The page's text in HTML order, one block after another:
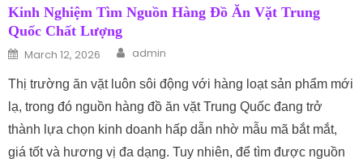
Kinh Nghiệm Tìm Nguồn Hàng Đồ Ăn Vặt Trung
Quốc Chất Lượng
Posted on
March 12, 2026 Author
admin
Thị trường ăn vặt luôn sôi động với hàng loạt sản phẩm mới
lạ, trong đó nguồn hàng đồ ăn vặt Trung Quốc đang trở
thành lựa chọn kinh doanh hấp dẫn nhờ mẫu mã bắt mắt,
giá tốt và hương vị đa dạng. Tuy nhiên, để tìm được nguồn